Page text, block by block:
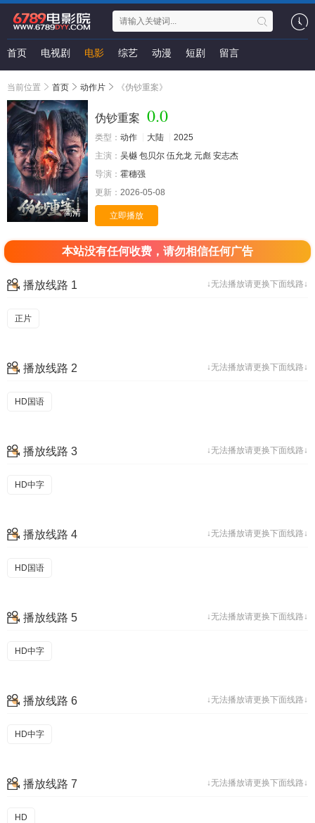
首页 电视剧 电影 综艺 动漫 短剧 留言
当前位置 首页 动作片 《伪钞重案》
高清
伪钞重案 0.0
类型： 动作 大陆
2025
主演： 吴樾 包贝尔 伍允龙 元彪 安志杰
导演： 霍穗强
更新： 2026-05-08
立即播放
本站没有任何收费，请勿相信任何广告
↓无法播放请更换下面线路↓
播放线路 1
正片
↓无法播放请更换下面线路↓
播放线路 2
HD国语
↓无法播放请更换下面线路↓
播放线路 3
HD中字
↓无法播放请更换下面线路↓
播放线路 4
HD国语
↓无法播放请更换下面线路↓
播放线路 5
HD中字
↓无法播放请更换下面线路↓
播放线路 6
HD中字
↓无法播放请更换下面线路↓
播放线路 7
HD